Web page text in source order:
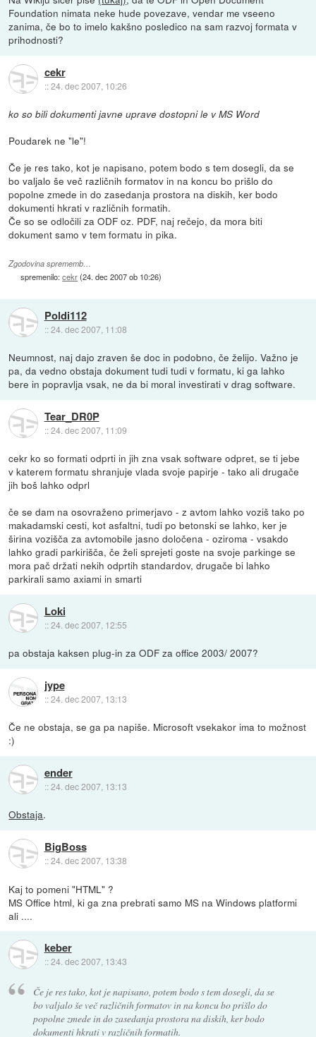
Foundation nimata neke hude povezave, vendar me vseeno
zanima, če bo to imelo kakšno posledico na sam razvoj formata v
prihodnosti?
cekr
::24. dec 2007, 10:26
ko so bili dokumenti javne uprave dostopni le v MS Word
Poudarek ne "le"!
Če je res tako, kot je napisano, potem bodo s tem dosegli, da se
bo valjalo še več različnih formatov in na koncu bo prišlo do
popolne zmede in do zasedanja prostora na diskih, ker bodo
dokumenti hkrati v različnih formatih.
Če so se odločili za ODF oz. PDF, naj rečejo, da mora biti
dokument samo v tem formatu in pika.
Zgodovina sprememb…
spremenilo:cekr(24. dec 2007 ob 10:26)
Poldi112
::24. dec 2007, 11:08
Neumnost, naj dajo zraven še doc in podobno, če želijo. Važno je
pa, da vedno obstaja dokument tudi tudi v formatu, ki ga lahko
bere in popravlja vsak, ne da bi moral investirati v drag software.
Tear_DR0P
::24. dec 2007, 11:09
cekr ko so formati odprti in jih zna vsak software odpret, se ti jebe
v katerem formatu shranjuje vlada svoje papirje - tako ali drugače
jih boš lahko odprl
če se dam na osovraženo primerjavo - z avtom lahko voziš tako po
makadamski cesti, kot asfaltni, tudi po betonski se lahko, ker je
širina vozišča za avtomobile jasno določena - oziroma - vsakdo
lahko gradi parkirišča, če želi sprejeti goste na svoje parkinge se
mora pač držati nekih odprtih standardov, drugače bi lahko
parkirali samo axiami in smarti
Loki
::24. dec 2007, 12:55
pa obstaja kaksen plug-in za ODF za office 2003/ 2007?
jype
::24. dec 2007, 13:13
Če ne obstaja, se ga pa napiše. Microsoft vsekakor ima to možnost
:)
ender
::24. dec 2007, 13:13
Obstaja.
BigBoss
::24. dec 2007, 13:38
Kaj to pomeni "HTML" ?
MS Office html, ki ga zna prebrati samo MS na Windows platformi
ali ....
keber
::24. dec 2007, 13:43
Če je res tako, kot je napisano, potem bodo s tem dosegli, da se
bo valjalo še več različnih formatov in na koncu bo prišlo do
popolne zmede in do zasedanja prostora na diskih, ker bodo
dokumenti hkrati v različnih formatih.